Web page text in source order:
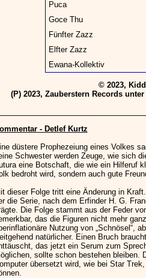
Puca
Goce Thu
Fünfter Zazz
Elfter Zazz
Ewana-Kollektiv
© 2023,
(P) 2023, Zauberstern Records
- Detlef Kurtz
düstere Prophezeiung eines Volkes
Schwester werden Zeuge, wie sich
eine Botschaft, die wie ein Hilferuf
bedroht wird, sondern auch gute
dieser Folge tritt eine Änderung in
die Serie, nach dem Erfinder H. G.
Die Folge stammt aus der Feder
das die Figuren nicht mehr
Nutzung von „Schnösel“,
natürlicher. Einen Bruch
das jetzt ein Serum zum
sollte schon bestehen bleiben.
übersetzt wird, wie bei Star